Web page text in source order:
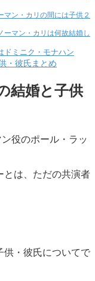
マン・カリの間には子供２
ーマン・カリは何故結婚し
ドミニク・モナハン
・彼氏まとめ
結婚と子供
役のポール・ラッ
とは、ただの共演者
供・彼氏についてで